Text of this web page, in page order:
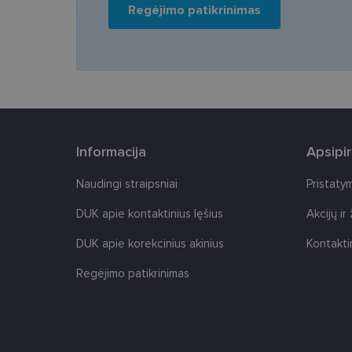
Regėjimo patikrinimas
Informacija
Naudingi straipsniai
DUK apie kontaktinius lęšius
DUK apie korekcinius akinius
Regėjimo patikrinimas
Akcijų ir
country_ok